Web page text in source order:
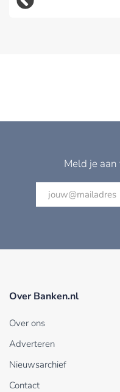
Meld je
Over Banken.nl
Over ons
Adverteren
Nieuwsarchief
Contact